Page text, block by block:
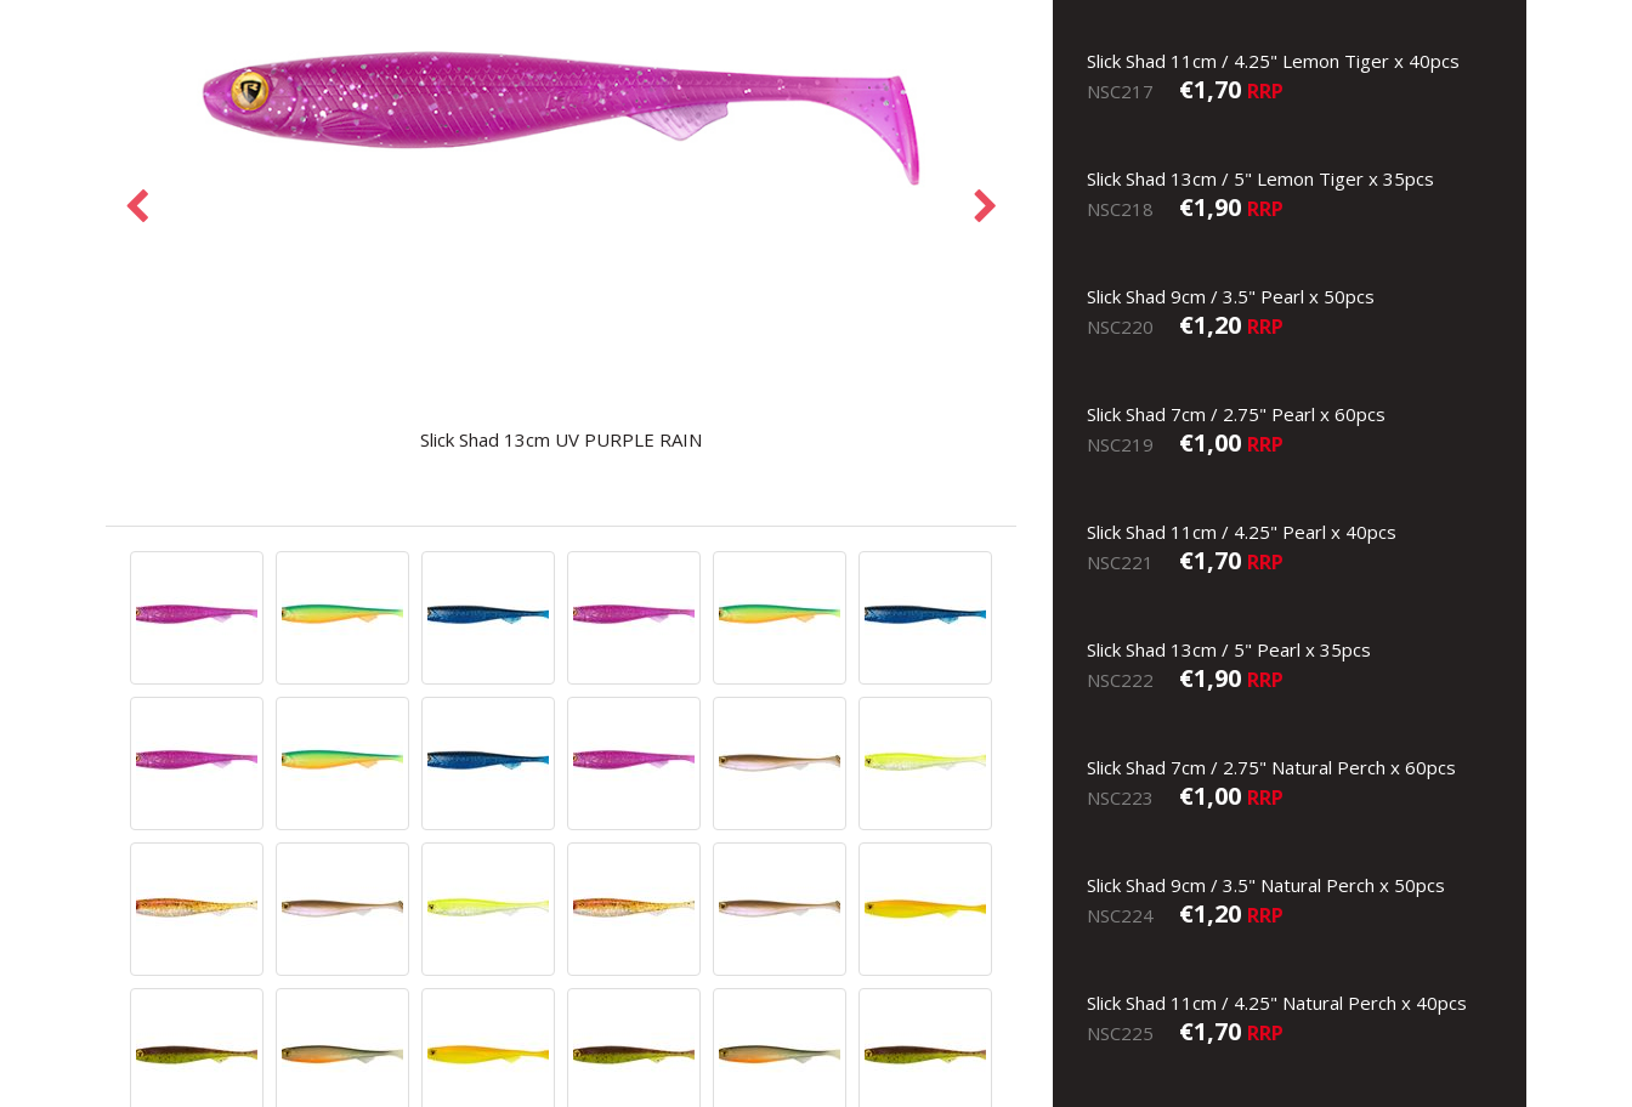
Slick Shad 13cm UV PURPLE RAIN
Slick Shad 11cm / 4.25" Lemon Tiger x 40pcs
NSC217
€1,70 RRP
Slick Shad 13cm / 5" Lemon Tiger x 35pcs
NSC218
€1,90 RRP
Slick Shad 9cm / 3.5" Pearl x 50pcs
NSC220
€1,20 RRP
Slick Shad 7cm / 2.75" Pearl x 60pcs
NSC219
€1,00 RRP
Slick Shad 11cm / 4.25" Pearl x 40pcs
NSC221
€1,70 RRP
Slick Shad 13cm / 5" Pearl x 35pcs
NSC222
€1,90 RRP
Slick Shad 7cm / 2.75" Natural Perch x 60pcs
NSC223
€1,00 RRP
Slick Shad 9cm / 3.5" Natural Perch x 50pcs
NSC224
€1,20 RRP
Slick Shad 11cm / 4.25" Natural Perch x 40pcs
NSC225
€1,70 RRP